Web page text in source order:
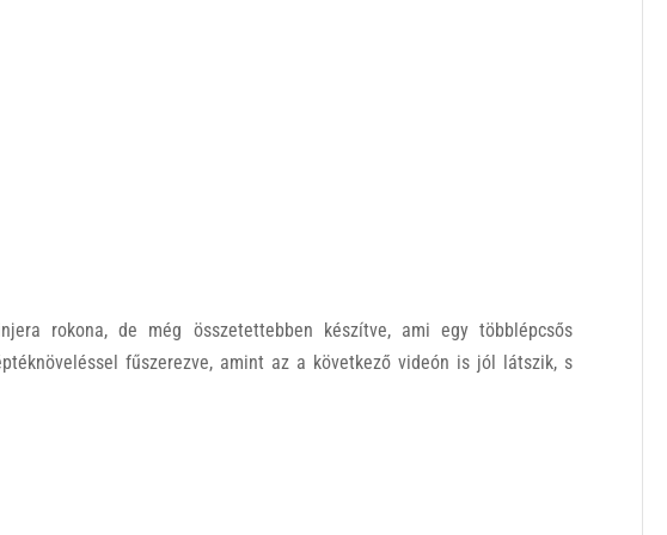
rokona, de még összetettebben készítve, ami egy többlépcsős
fűszerezve, amint az a következő videón is jól látszik, s